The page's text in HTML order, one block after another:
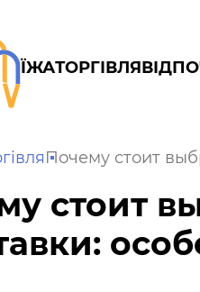
ЇЖАТОРГІВЛЯ
Почему стоит
стоит